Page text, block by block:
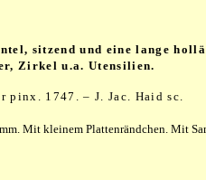
sitzend und eine lange
Zirkel u.a. Utensilien.
pinx. 1747. – J. Jac. Haid sc.
Mit kleinem Plattenrändchen. Mit